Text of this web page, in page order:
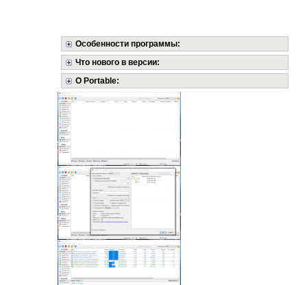
Особенности программы:
Что нового в версии:
О Portable: